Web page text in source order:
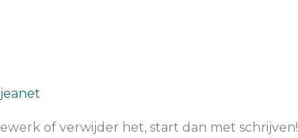
jeanet
of verwijder het, start dan met schrijven!